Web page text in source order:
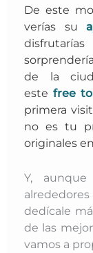
De este
verías su
de la
este free
primera
no es tu
originales en
Y,
dedícale
de las
vamos a